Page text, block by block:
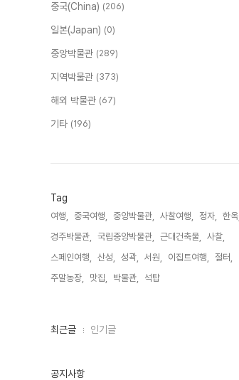
중국(China) (206)
일본(Japan) (0)
중앙박물관 (289)
지역박물관 (373)
해외 박물관 (67)
기타 (196)
Tag
여행, 중국여행, 중앙박물관, 사찰여행, 정자,
한옥,
경주박물관,
국립중앙박물관, 근대건축물,
사찰,
스페인여행,
산성, 성곽, 서원, 이집트여행,
절터,
주말농장,
맛집, 박물관, 석탑,
최
인
최근글 인기글
공지사항